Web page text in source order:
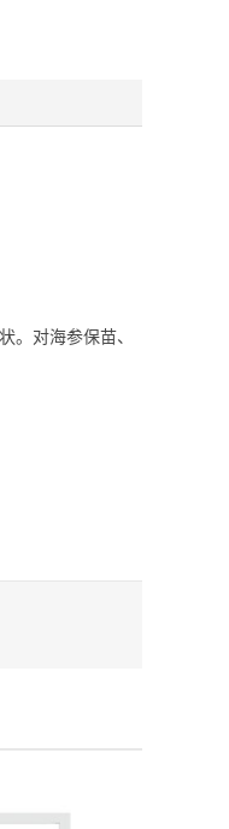
。对海参保苗、